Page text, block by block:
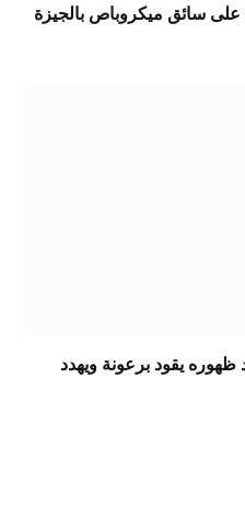
سائق ميكروباص بالجيزة
ظهوره يقود برعونة ويهدد